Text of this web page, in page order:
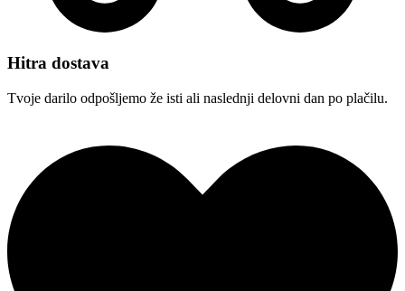
Hitra dostava
Tvoje darilo odpošljemo že isti ali naslednji delovni dan po plačilu.